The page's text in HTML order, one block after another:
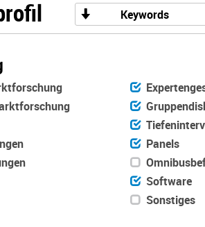
Keywords
Panels
Software
Sonstiges